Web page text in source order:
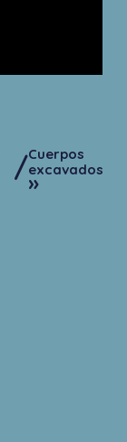
/Cuerpos
excavados
»